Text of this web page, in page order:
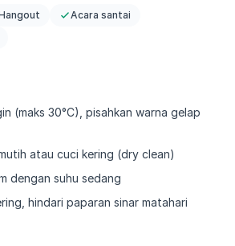
bentuk tetap stabil dan awet meski
kembali rapi dengan setrika/steam
terasa adem & sopan
Acara santai
(maks 30°C), pisahkan warna gelap
atau cuci kering (dry clean)
dengan suhu sedang
hindari paparan sinar matahari